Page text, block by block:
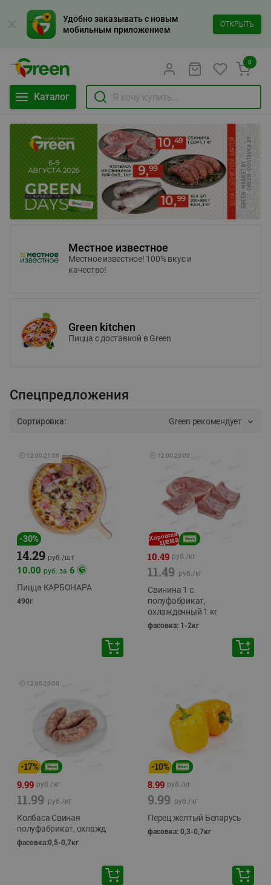
Удобно заказывать с новым
мобильным приложением
ОТКРЫТЬ
Каталог
0
Местное известное
Местное известное! 100% вкус и
качество!
Green kitchen
Пицца c доставкой в Green
Спецпредложения
Сортировка: Green рекомендует
🕘 12:00-21:00
-30%
14.29 руб./шт
10.00 руб. за 6
Пицца КАРБОНАРА
490г
🕘 12:00-20:00
10.49 руб./кг
11.49 руб./кг
Свинина 1 с.
полуфабрикат,
охлажденный 1 кг
фасовка: 1-2кг
🕘 12:00-20:00
-17%
9.99 руб./кг
11.99 руб./кг
Колбаса Свиная
полуфабрикат, охлажд
фасовка:0,5-0,7кг
-10%
8.99 руб./кг
9.99 руб./кг
Перец желтый Беларусь
фасовка: 0,3-0,7кг